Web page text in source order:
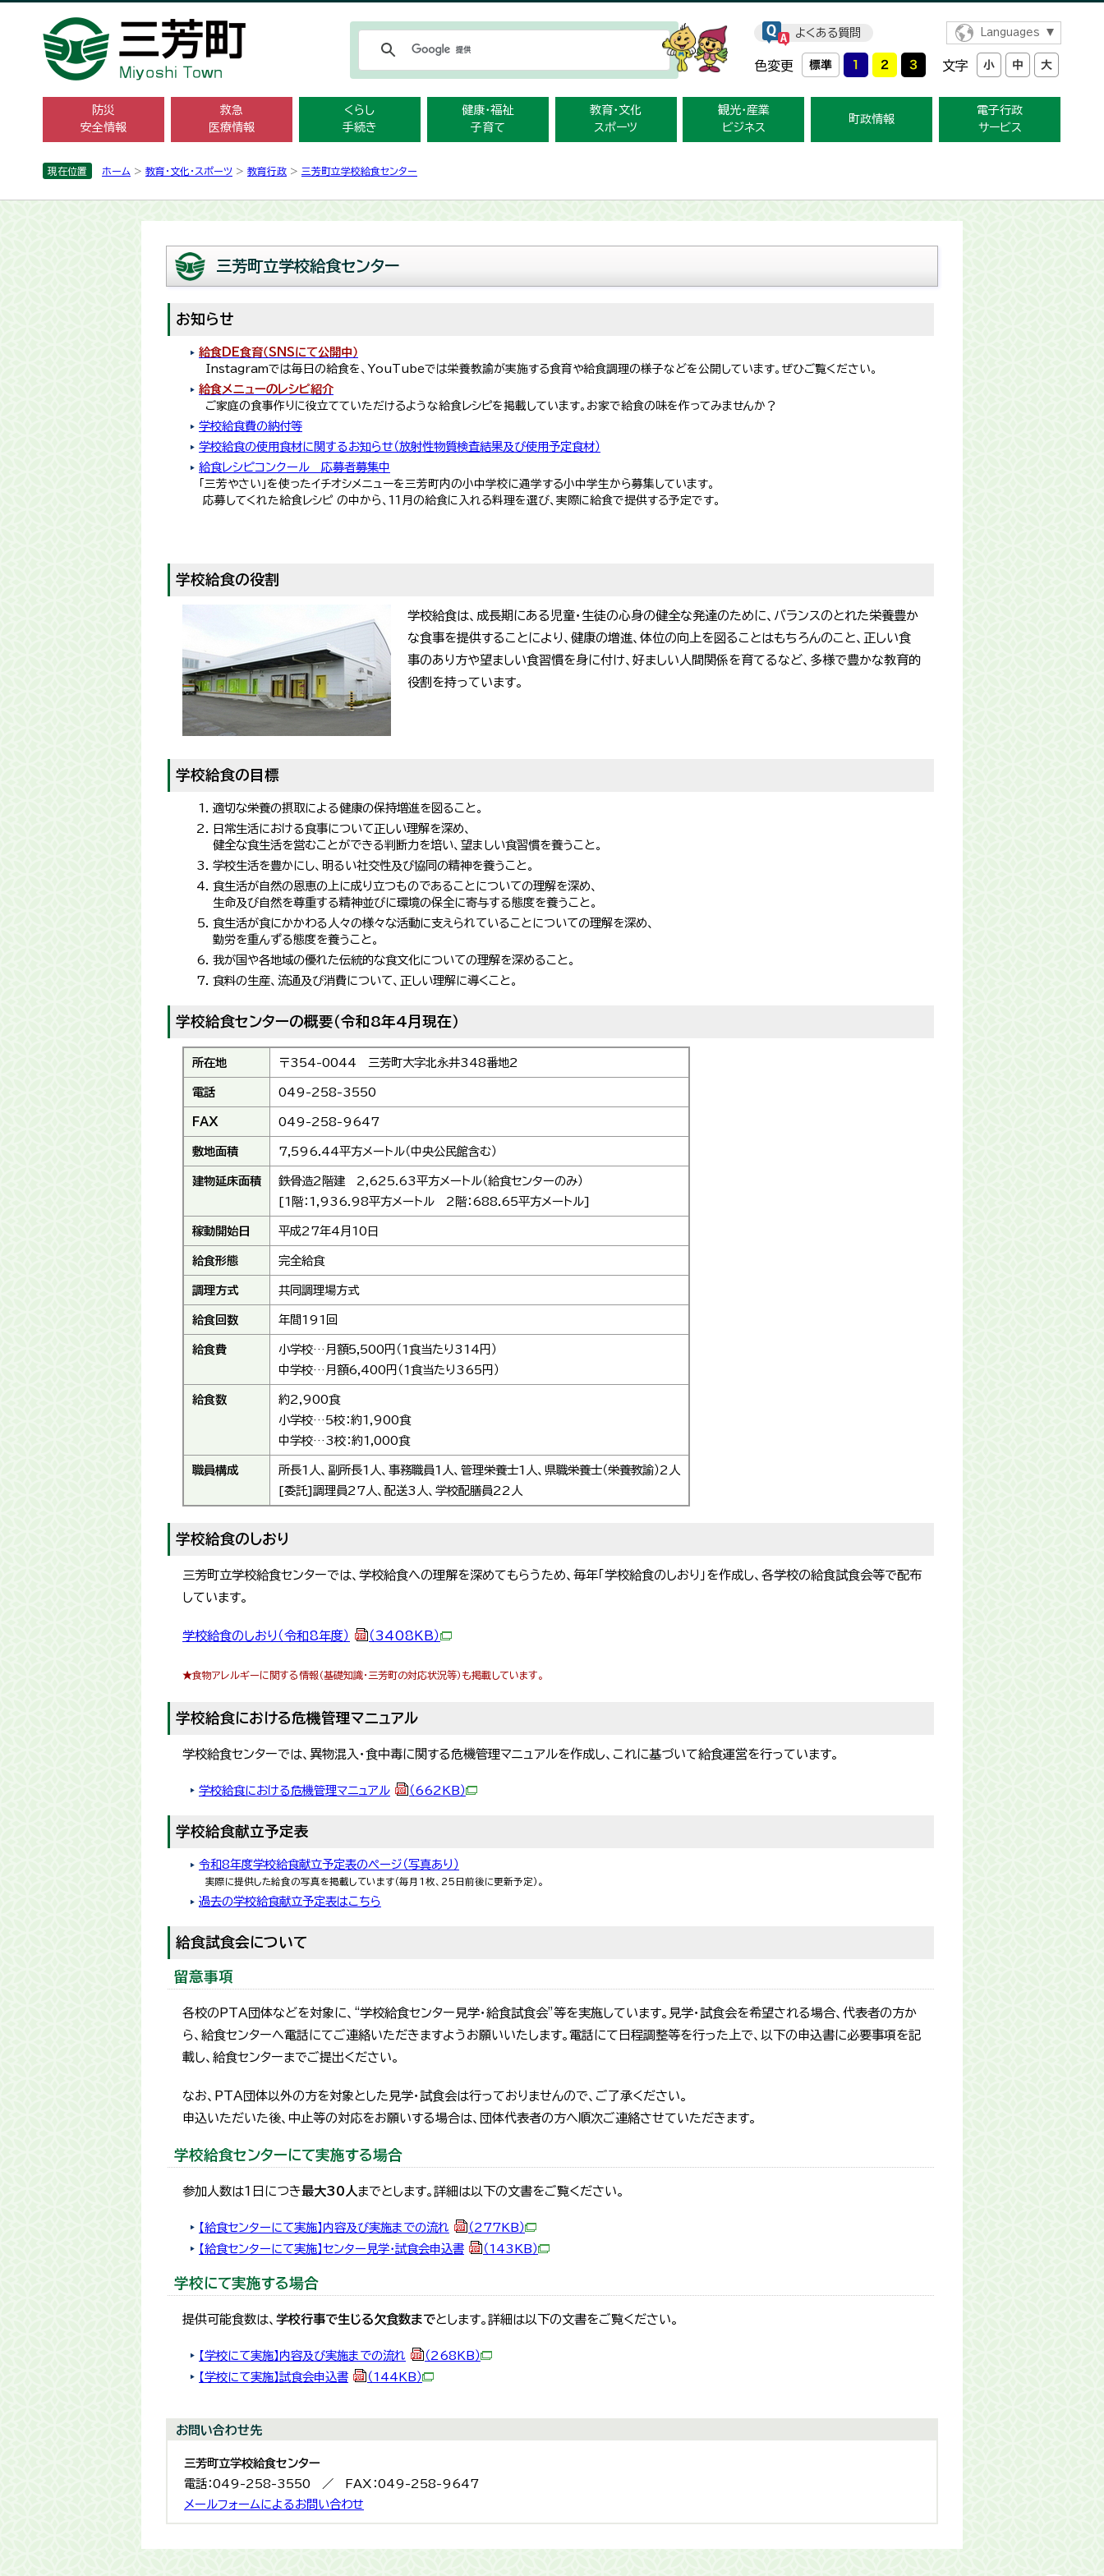
よくある質問 Languages
色変更 文字
防災
安全情報
救急
医療情報
くらし
手続き
健康・福祉
子育て
教育・文化
スポーツ
観光・産業
ビジネス
町政情報
電子行政
サービス
現在位置 ホーム > 教育・文化・スポーツ > 教育行政 > 三芳町立学校給食センター
三芳町立学校給食センター
お知らせ
給食DE食育（SNSにて公開中）
Instagramでは毎日の給食を、YouTubeでは栄養教諭が実施する食育や給食調理の様子などを公開しています。ぜひご覧ください。
給食メニュ­ーのレシピ­紹介
ご家庭の食事作りに役立てていただけるような給食レシピを掲載しています。お家で給食の味を作ってみませんか？
学校給食費の納付等
学校給食の使用食材に関するお知らせ（放射性物質検査結果及び使用予定食材）
給食レシピコンクール 応募者募集中
「三芳やさい」を使ったイチオシメニューを三芳町内の小中学校に通学する小中学生から募集しています。
応募してくれた給食レシピ の中から、11月の給食に入れる料理を選び、実際に給食で提供する予定です。
学校給食の役割
学校給食は、成長期にある児童・生徒の心身の健全な発達のために、バランスのとれた栄養豊か
な食事を提供することにより、健康の増進、体位の向上を図ることはもちろんのこと、正しい食
事のあり方や望ましい食習慣を身に付け、好ましい人間関係を育てるなど、多様で豊かな教育的
役割を持っています。
学校給食の目標
適切な栄養の摂取による健康の保持増進を図ること。
日常生活における食事について正しい理解を深め、
健全な食生活を営むことができる判断力を培い、望ましい食習慣を養うこと。
学校生活を豊かにし、明るい社交性及び協同の精神を養うこと。
食生活が自然の恩恵の上に成り立つものであることについての理解を深め、
生命及び自然を尊重する精神並びに環境の保全に寄与する態度を養うこと。
食生活が食にかかわる人々の様々な活動に支えられていることについての理解を深め、
勤労を重んずる態度を養うこと。
我が国や各地域の優れた伝統的な食文化についての理解を深めること。
食料の生産、流通及び消費について、正しい理解に導くこと。
学校給食センターの概要（令和8年4月現在）
所在地 〒354-0044 三芳町大字北永井348番地2
電話 049-258-3550
FAX 049-258-9647
敷地面積 7,596.44平方メートル（中央公民館含む）
建物延床面積
鉄骨造2階建 2,625.63平方メートル（給食センターのみ）
[1階：1,936.98平方メートル 2階：688.65平方メートル]
稼動開始日 平成27年4月10日
給食形態 完全給食
調理方式 共同調理場方式
給食回数 年間191回
給食費
小学校…月額5,500円（1食当たり314円）
中学校…月額6,400円（1食当たり365円）
給食数
約2,900食
小学校…5校：約1,900食
中学校…3校：約1,000食
職員構成
所長1人、副所長1人、事務職員1人、管理栄養士1人、県職栄養士（栄養教諭）2人
[委託]調理員27人、配送3人、学校配膳員22人
学校給食のしおり
三芳町立学校給食センターでは、学校給食への理解を深めてもらうため、毎年「学校給食のしおり」を作成し、各学校の給食試食会等で配布
しています。
学校給食のしおり（令和8年度） （3408KB）
★食物アレルギーに関する情報（基礎知識・三芳町の対応状況等）も掲載しています。
学校給食における危機管理マニュアル
学校給食センターでは、異物混入・食中毒に関する危機管理マニュアルを作成し、これに基づいて給食運営を行っています。
学校給食における危機管理マニュアル （662KB）
学校給食献立予定表
令和8年度学校給食献立予定表のページ（写真あり）
実際に提供した給食の写真を掲載しています（毎月1枚、25日前後に更新予定）。
過去の学校給食献立予定表はこちら
給食試食会について
留意事項
各校のPTA団体などを対象に、“学校給食センター見学・給食試食会”等を実施しています。見学・試食会を希望される場合、代表者の方か
ら、給食センターへ電話にてご連絡いただきますようお願いいたします。電話にて日程調整等を行った上で、以下の申込書に必要事項を記
載し、給食センターまでご提出ください。
なお、PTA団体以外の方を対象とした見学・試食会は行っておりませんので、ご了承ください。
申込いただいた後、中止等の対応をお願いする場合は、団体代表者の方へ順次ご連絡させていただきます。
学校給食センターにて実施する場合
参加人数は1日につき最大30人までとします。詳細は以下の文書をご覧ください。
【給食センターにて実施】内容及び実施までの流れ
（277KB）
【給食センターにて実施】センター見学・試食会申込書
（143KB）
学校にて実施する場合
提供可能食数は、 学校行事で生じる欠食数までとします。詳細は以下の文書をご覧ください。
【学校にて実施】内容及び実施までの流れ
（268KB）
【学校にて実施】試食会申込書
（144KB）
お問い合わせ先
三芳町立学校給食センター
電話：049-258-3550 ／ FAX：049-258-9647
メールフォームによるお問い合わせ